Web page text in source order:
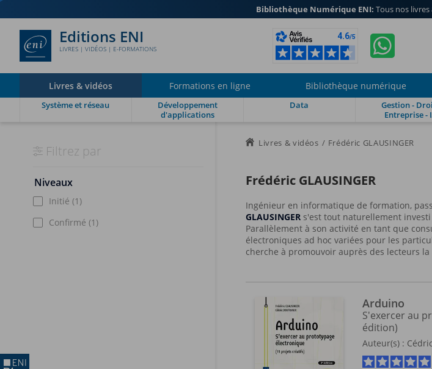
Bibliothèque Numérique ENI: Tous nos
Editions ENI
LIVRES | VIDÉOS | E-FORMATIONS
Livres & vidéos Formations en ligne Bibliothèque numérique
Système et réseau
Développement
d'applications
Data
Gestion -
Entreprise -
Filtrez par
Niveaux
Initié (1)
Confirmé (1)
Livres & vidéos Frédéric GLAUSINGER
Frédéric GLAUSINGER
Ingénieur en informatique de formation,
GLAUSINGER s'est tout naturellement
Parallèlement à son activité en tant que
électroniques ad hoc variées pour les
cherche à promouvoir auprès des lecteurs
Arduino
S'exercer au
édition)
Auteur(s) :